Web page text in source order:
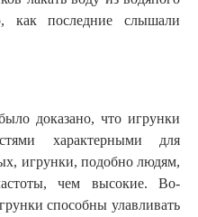
как последние слышали
доказано, что игрунки
характерными для
игрунки, подобно людям,
чем высокие. Во-
способны улавливать